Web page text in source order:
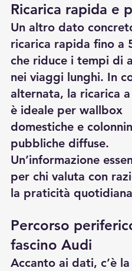
Ricarica rapida e
Un altro dato
ricarica rapida fino a
che riduce i tempi di
nei viaggi lunghi. In
alternata, la ricarica
è ideale per wallbox
domestiche e
pubbliche diffuse.
Un’informazione
per chi valuta con
la praticità
Percorso
fascino Audi
Accanto ai dati, c’è la